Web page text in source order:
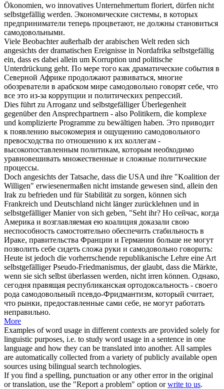
Ökonomien, wo innovatives Unternehmertum floriert, dürfen nicht
selbstgefällig werden. Экономические системы, в которых
предприниматели теперь процветают, не должны становиться
самодовольными.
Viele Beobachter außerhalb der arabischen Welt reden sich
angesichts der dramatischen Ereignisse in Nordafrika selbstgefällig
ein, dass es dabei allein um Korruption und politische
Unterdrückung geht. По мере того как драматические события в
Северной Африке продолжают развиваться, многие
обозреватели в арабском мире самодовольно говорят себе, что
все это из-за коррупции и политических репрессий.
Dies führt zu Arroganz und selbstgefälligerÜberlegenheit
gegenüber den Ansprechpartnern - also Politikern, die komplexe
und komplizierte Programme zu bewältigen haben. Это приводит
к появлению высокомерия и ощущению самодовольного
превосходства по отношению к их коллегам -
высокопоставленным политикам, которым необходимо
уравновешивать множественные и сложные политические
процессы.
Doch angesichts der Tatsache, dass die USA und ihre "Koalition der
Willigen" erwiesenermaßen nicht imstande gewesen sind, allein den
Irak zu befrieden und für Stabilität zu sorgen, können sich
Frankreich und Deutschland nicht länger zurücklehnen und in
selbstgefälligerManier von sich geben, "Seht ihr? Но сейчас, когда
Америка и возглавляемая ею коалиция доказали свою
неспособность самостоятельно обеспечить стабильность в
Ираке, правительства Франции и Германии больше не могут
позволить себе сидеть сложа руки и самодовольно говорить:
Heute ist jedoch die vorherrschende republikanische Lehre eine Art
selbstgefälligerPseudo-Friedmanismus, der glaubt, dass die Märkte,
wenn sie sich selbst überlassen werden, nicht irren können. Однако,
сегодня правящая республиканская ортодоксальность - своего
рода самодовольный псевдо-Фридмантизм, который считает,
что рынки, предоставленные сами себе, не могут работать
неправильно.
More
Examples of word usage in different contexts are provided solely for
linguistic purposes, i.e. to study word usage in a sentence in one
language and how they can be translated into another. All samples
are automatically collected from a variety of publicly available open
sources using bilingual search technologies.
If you find a spelling, punctuation or any other error in the original
or translation, use the "Report a problem" option orwrite to us.